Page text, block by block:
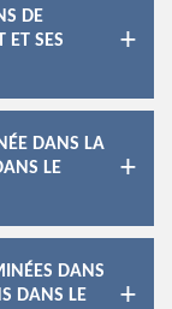
DE
ET SES
DANS LA
LE
DANS
DANS LE